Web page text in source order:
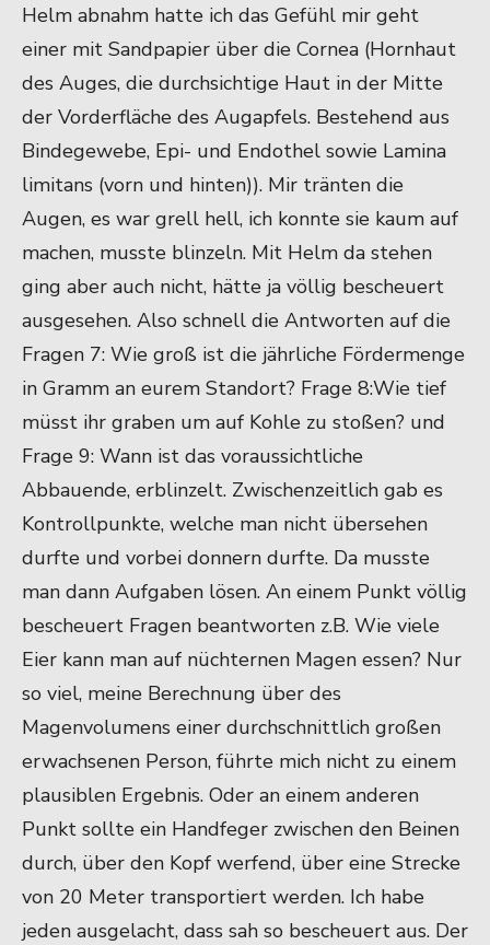
Helm abnahm hatte ich das Gefühl mir geht
einer mit Sandpapier über die Cornea (Hornhaut
des Auges, die durchsichtige Haut in der Mitte
der Vorderfläche des Augapfels. Bestehend aus
Bindegewebe, Epi- und Endothel sowie Lamina
limitans (vorn und hinten)). Mir tränten die
Augen, es war grell hell, ich konnte sie kaum auf
machen, musste blinzeln. Mit Helm da stehen
ging aber auch nicht, hätte ja völlig bescheuert
ausgesehen. Also schnell die Antworten auf die
Fragen 7: Wie groß ist die jährliche Fördermenge
in Gramm an eurem Standort? Frage 8:Wie tief
müsst ihr graben um auf Kohle zu stoßen? und
Frage 9: Wann ist das voraussichtliche
Abbauende, erblinzelt. Zwischenzeitlich gab es
Kontrollpunkte, welche man nicht übersehen
durfte und vorbei donnern durfte. Da musste
man dann Aufgaben lösen. An einem Punkt völlig
bescheuert Fragen beantworten z.B. Wie viele
Eier kann man auf nüchternen Magen essen? Nur
so viel, meine Berechnung über des
Magenvolumens einer durchschnittlich großen
erwachsenen Person, führte mich nicht zu einem
plausiblen Ergebnis. Oder an einem anderen
Punkt sollte ein Handfeger zwischen den Beinen
durch, über den Kopf werfend, über eine Strecke
von 20 Meter transportiert werden. Ich habe
jeden ausgelacht, dass sah so bescheuert aus. Der